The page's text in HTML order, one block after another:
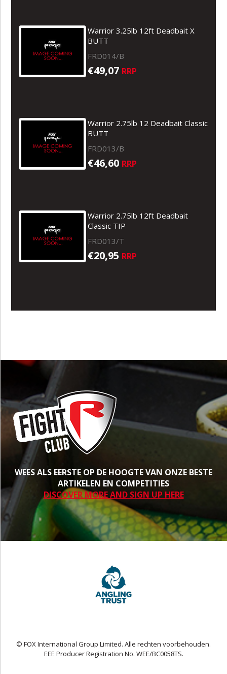
Warrior 3.25lb 12ft Deadbait X
BUTT
FRD014/B
€49,07 RRP
Warrior 2.75lb 12 Deadbait Classic
BUTT
FRD013/B
€46,60 RRP
Warrior 2.75lb 12ft Deadbait
Classic TIP
FRD013/T
€20,95 RRP
WEES ALS EERSTE OP DE HOOGTE VAN ONZE BESTE
ARTIKELEN EN COMPETITIES
DISCOVER MORE AND SIGN UP HERE
© FOX International Group Limited. Alle rechten voorbehouden.
EEE Producer Registration No. WEE/BC0058TS.